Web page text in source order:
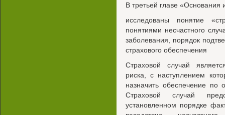
В третьей главе «Основания
исследованы понятие
понятиями несчастного
заболевания, порядок
страхового обеспечения
Страховой случай
риска, с наступлением
назначить обеспечение по
Страховой случай
установленном порядке